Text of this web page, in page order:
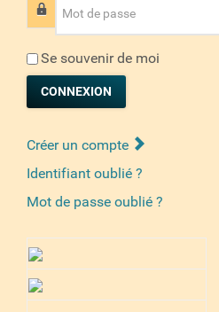
Mot de passe
Se souvenir de moi
CONNEXION
Créer un compte
Identifiant oublié ?
Mot de passe oublié ?